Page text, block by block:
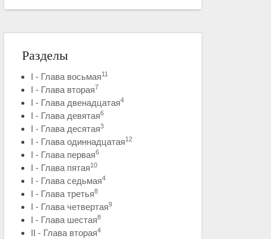
Разделы
I - Глава восьмая11
I - Глава вторая7
I - Глава двенадцатая4
I - Глава девятая6
I - Глава десятая3
I - Глава одиннадцатая12
I - Глава первая6
I - Глава пятая10
I - Глава седьмая4
I - Глава третья8
I - Глава четвертая9
I - Глава шестая8
II - Глава вторая4